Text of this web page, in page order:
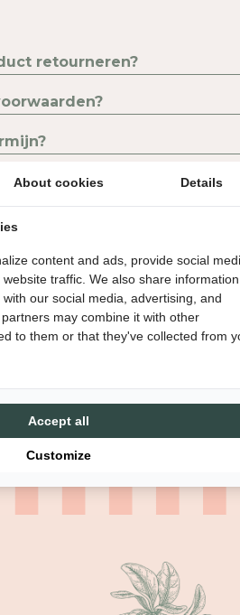
retourneren?
ruilen?
niet geretourneerd kunnen
aankoop retourneren in de
en aansprakelijk voor de
About cookies Details
content and ads, provide social
traffic. We also share information
our social media, advertising, and
may combine it with other
to them or that they've collected from
Customize
Accept all